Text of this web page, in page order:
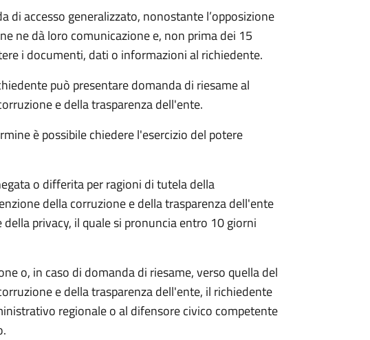
di accesso generalizzato, nonostante l’opposizione
ne dà loro comunicazione e, non prima dei 15
i documenti, dati o informazioni al richiedente.
può presentare domanda di riesame al
e della trasparenza dell'ente.
è possibile chiedere l'esercizio del potere
o differita per ragioni di tutela della
della corruzione e della trasparenza dell'ente
privacy, il quale si pronuncia entro 10 giorni
o, in caso di domanda di riesame, verso quella del
e della trasparenza dell'ente, il richiedente
regionale o al difensore civico competente